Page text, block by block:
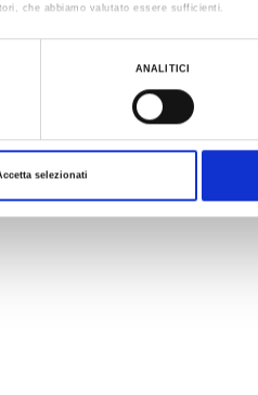
che abbiamo valutato essere sufficienti.
dati clicca qui:Cookie Policy
ANALITICI
selezionati